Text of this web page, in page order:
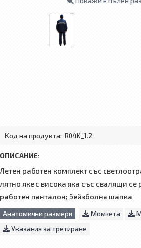
Код на продукта: R04K_1.2
ОПИСАНИЕ:
Летен работен комплект със
лятно яке с висока яка със свалящи се
работен панталон; бейзболна шапка
Анатомични размери Момчета
Указания за третиране